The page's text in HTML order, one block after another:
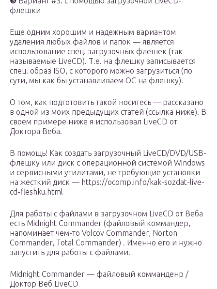
флешки
Еще одним хорошим и надежным вариантом
удаления любых файлов и папок — является
использование спец. загрузочных флешек (так
называемые LiveCD). Т.е. на флешку записывается
спец. образ ISO, с которого можно загрузиться (по
сути, мы как бы устанавливаем ОС на флешку).
О том, как подготовить такой носитесь — рассказано
в одной из моих предыдущих статей (ссылка ниже). В
своем примере ниже я использовал LiveCD от
Доктора Веба.
В помощь! Как создать загрузочный LiveCD/DVD/USB-
флешку или диск с операционной системой Windows
и сервисными утилитами, не требующие установки
на жесткий диск — https://ocomp.info/kak-sozdat-live-
cd-fleshku.html
Для работы с файлами в загрузочном LiveCD от Веба
есть Midnight Commander (файловый коммандер,
напоминает чем-то Volcov Commander, Norton
Commander, Total Commander) . Именно его и нужно
запустить для работы с файлами.
Midnight Commander — файловый комманденр /
Доктор Веб LiveCD